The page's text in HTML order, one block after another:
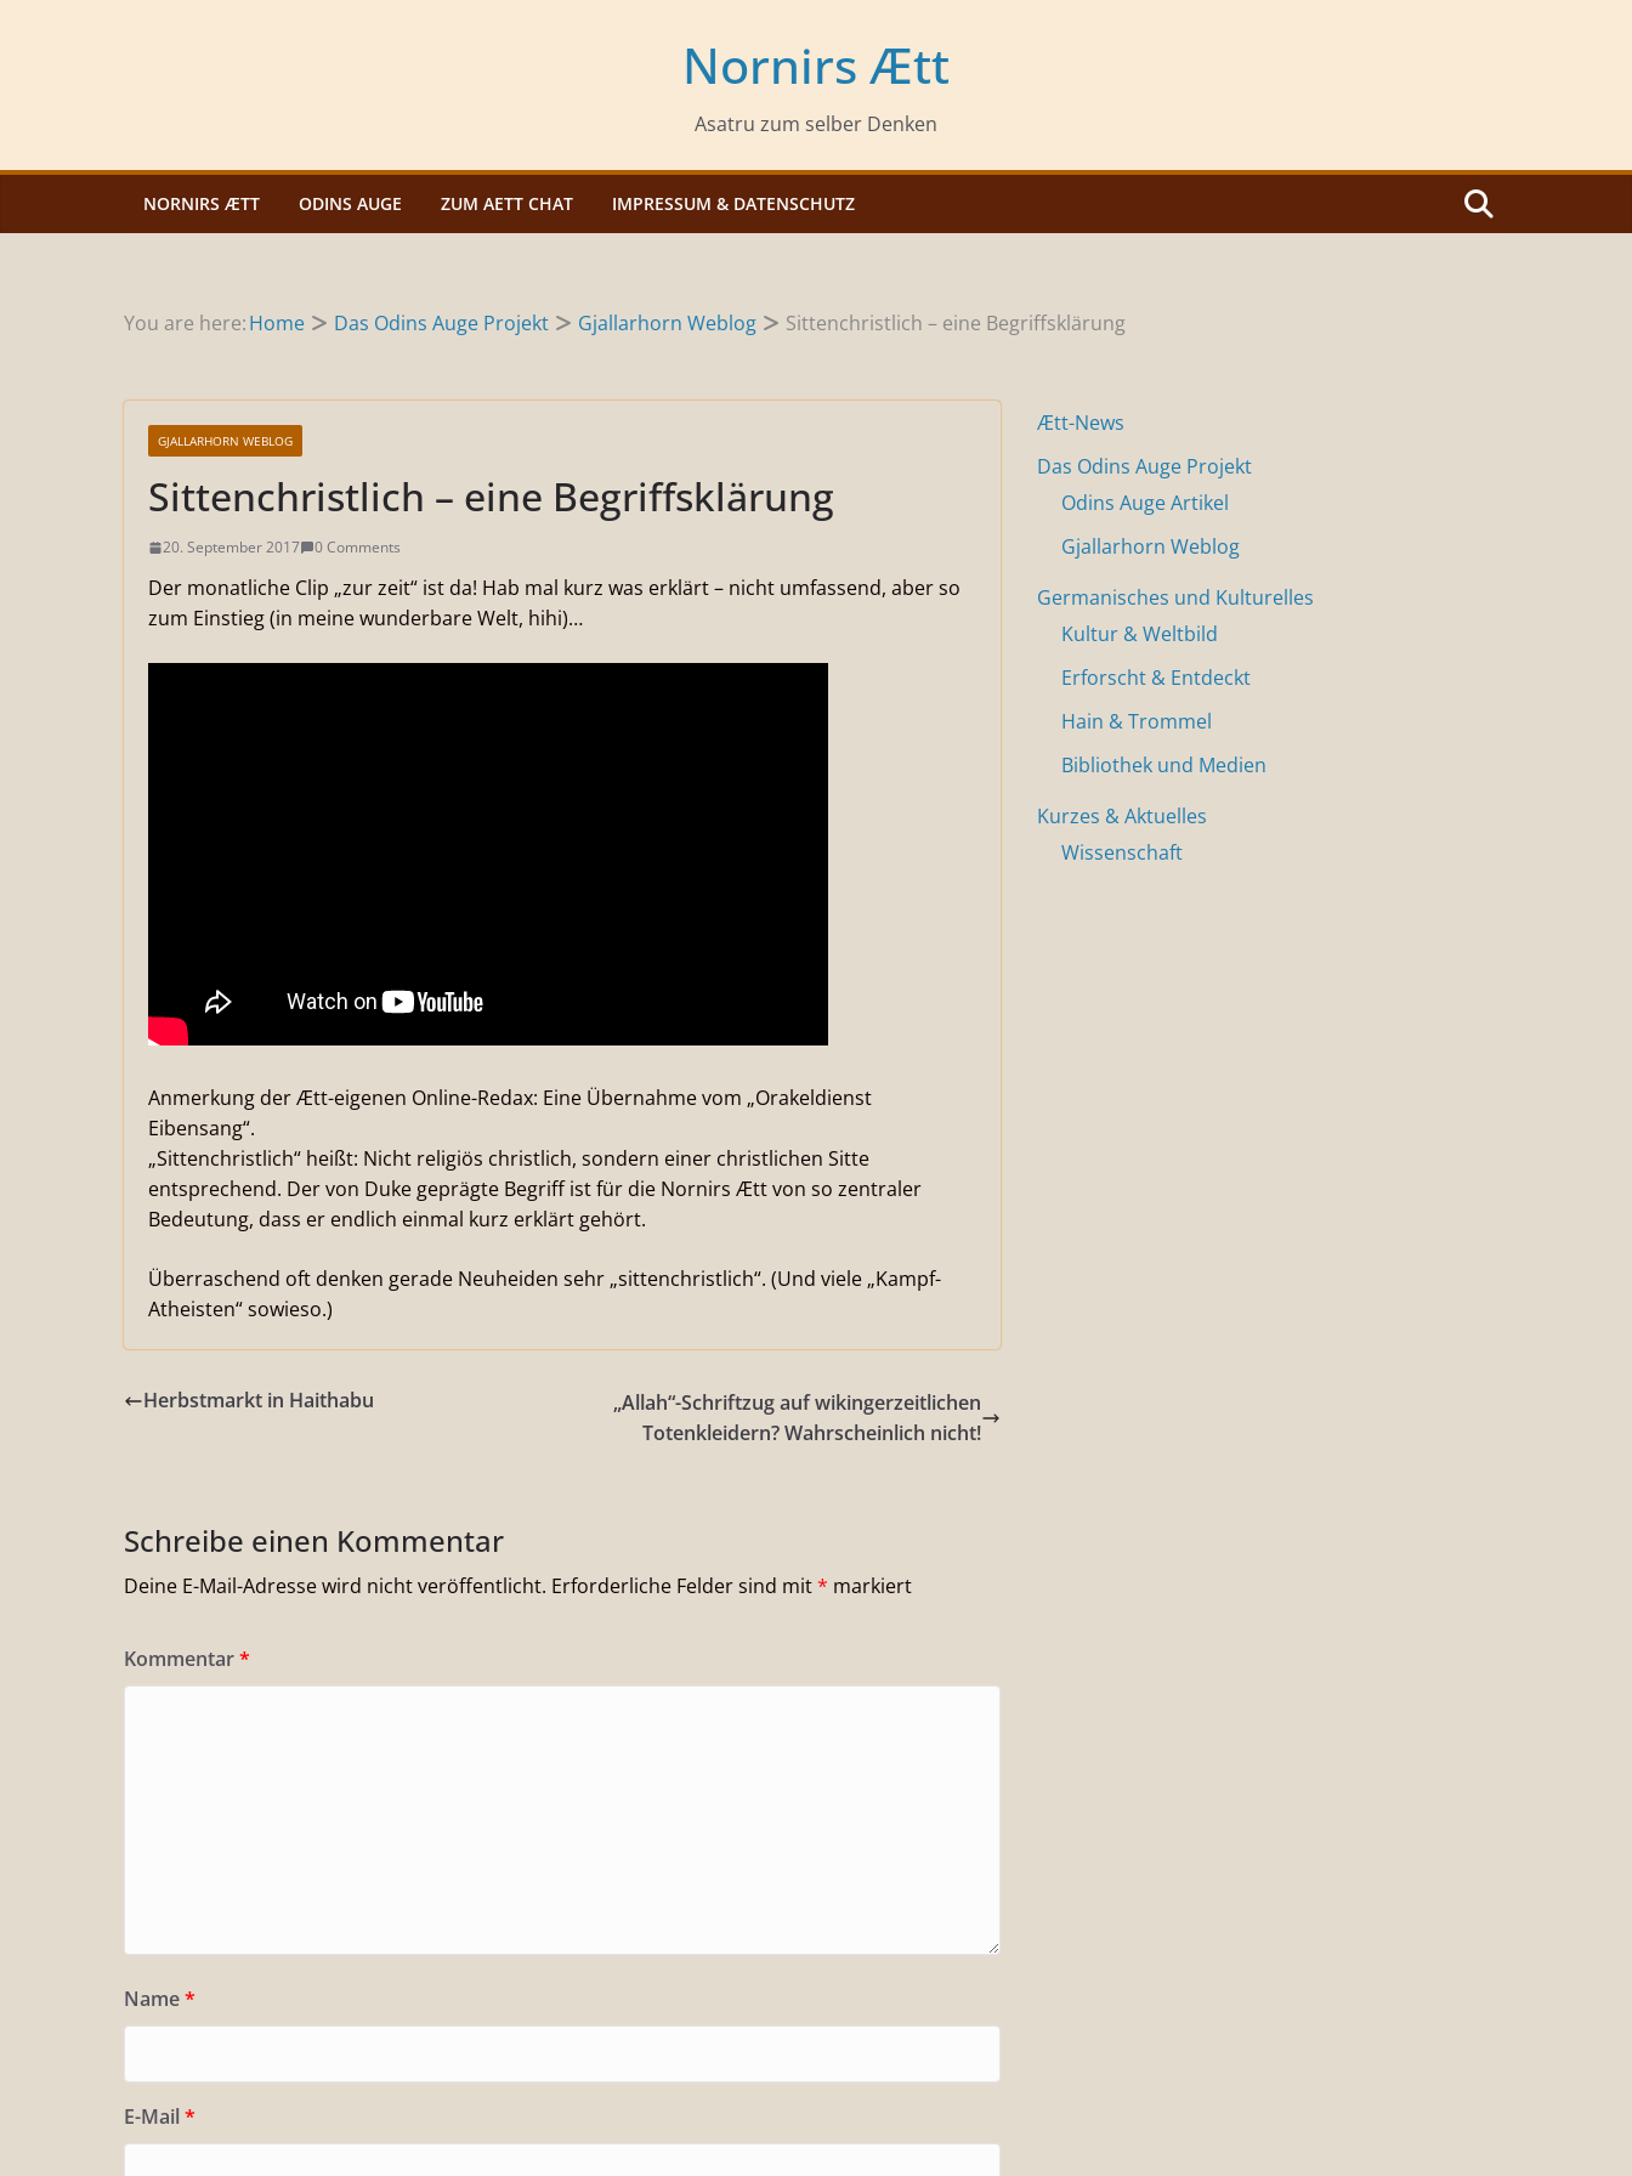
Nornirs Ætt
Asatru zum selber Denken
NORNIRS ÆTT ODINS AUGE ZUM AETT CHAT IMPRESSUM & DATENSCHUTZ
You are here:Home Das Odins Auge Projekt Gjallarhorn Weblog Sittenchristlich – eine Begriffsklärung
GJALLARHORN WEBLOG
Sittenchristlich – eine Begriffsklärung
20. September 2017 0 Comments
Der monatliche Clip „zur zeit“ ist da! Hab mal kurz was erklärt – nicht umfassend, aber so
zum Einstieg (in meine wunderbare Welt, hihi)…
Anmerkung der Ætt-eigenen Online-Redax: Eine Übernahme vom „Orakeldienst
Eibensang“.
„Sittenchristlich“ heißt: Nicht religiös christlich, sondern einer christlichen Sitte
entsprechend. Der von Duke geprägte Begriff ist für die Nornirs Ætt von so zentraler
Bedeutung, dass er endlich einmal kurz erklärt gehört.
Überraschend oft denken gerade Neuheiden sehr „sittenchristlich“. (Und viele „Kampf-
Atheisten“ sowieso.)
Herbstmarkt in Haithabu
„Allah“-Schriftzug auf wikingerzeitlichen
Totenkleidern? Wahrscheinlich nicht!
Schreibe einen Kommentar
Deine E-Mail-Adresse wird nicht veröffentlicht. Erforderliche Felder sind mit* markiert
Kommentar*
Name*
E-Mail *
Ætt-News
Das Odins Auge Projekt
Odins Auge Artikel
Gjallarhorn Weblog
Germanisches und Kulturelles
Kultur & Weltbild
Erforscht & Entdeckt
Hain & Trommel
Bibliothek und Medien
Kurzes & Aktuelles
Wissenschaft